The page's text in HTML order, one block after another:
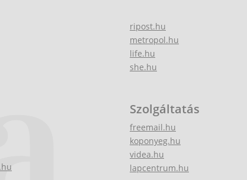
ripost.hu
metropol.hu
life.hu
she.hu
Szolgáltatás
freemail.hu
koponyeg.hu
videa.hu
lapcentrum.hu